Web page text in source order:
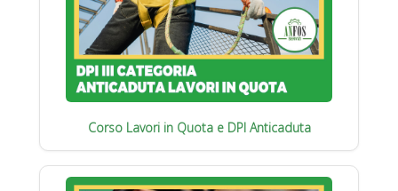
Corso Lavori in Quota e DPI Anticaduta